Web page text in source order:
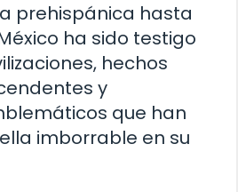
prehispánica hasta
ha sido testigo
hechos
y
que han
imborrable en su